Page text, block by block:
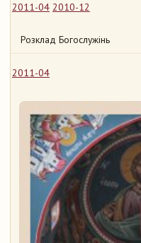
2011-04 2010-12
Розклад Богослужінь
2011-04